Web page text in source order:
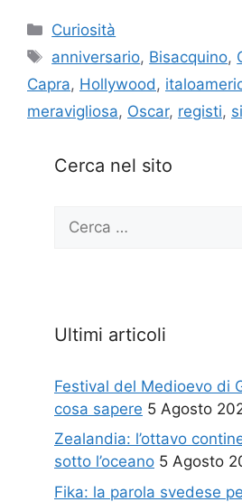
Categorie
Curiosità
Tag
anniversario, Bisacquino,
Capra, Hollywood ,
meravigliosa, Oscar, registi,
Cerca nel sito
per:
Ultimi articoli
Festival del Medioevo di
cosa sapere 5 Agosto
Zealandia: l’ottavo
sotto l’oceano 5 Agosto
Fika: la parola svedese